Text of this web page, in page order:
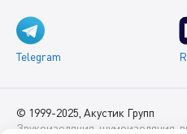
Telegram
© 1999-2025, Акустик Групп
Звукоизоляция, шумоизоляция,